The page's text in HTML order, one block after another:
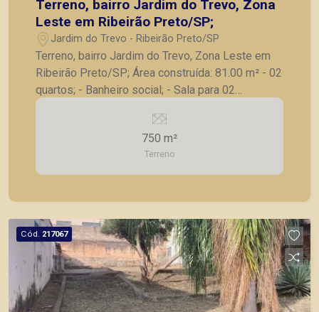
Terreno, bairro Jardim do Trevo, Zona
Leste em Ribeirão Preto/SP;
Jardim do Trevo - Ribeirão Preto/SP
Terreno, bairro Jardim do Trevo, Zona Leste em
Ribeirão Preto/SP; Área construída: 81.00 m² - 02
quartos; - Banheiro social; - Sala para 02
ambientes; - Cozinha; A Piramid tem como
objetivo atender seus clientes com agilidade e
segurança, em locação, vendas de imóveis
prontos, usados ou mesmo nos principais
lançamentos da cidade de Ribeirão Preto
750 m²
Terreno
Cód. 217067